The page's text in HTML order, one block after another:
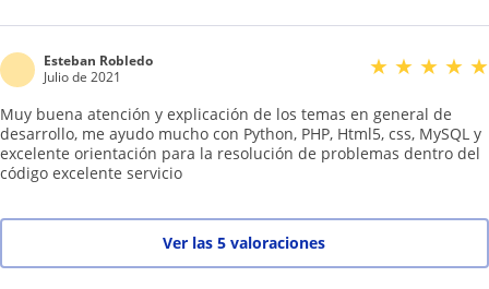
Esteban Robledo
Julio de 2021
★ ★ ★ ★ ★
Muy buena atención y explicación de los temas en general de
desarrollo, me ayudo mucho con Python, PHP, Html5, css, MySQL y
excelente orientación para la resolución de problemas dentro del
código excelente servicio
Ver las 5 valoraciones